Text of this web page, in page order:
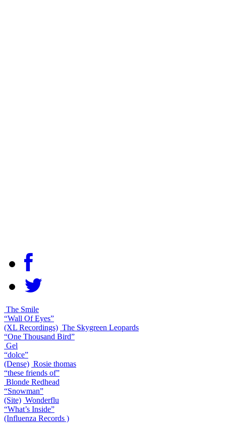
The Smile
“Wall Of Eyes”
(XL Recordings) The Skygreen Leopards
“One Thousand Bird”
Gel
“dolce”
(Dense) Rosie thomas
“these friends of”
Blonde Redhead
“Snowman”
(Site) Wonderflu
“What’s Inside”
(Influenza Records )